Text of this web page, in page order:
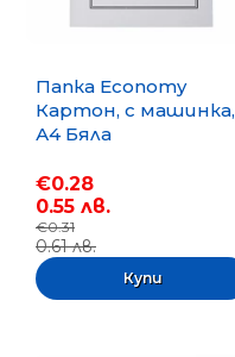
Папка Economy
Картон, с машинка,
А4 Бяла
€0.28
0.55 лв.
€0.31
0.61 лв.